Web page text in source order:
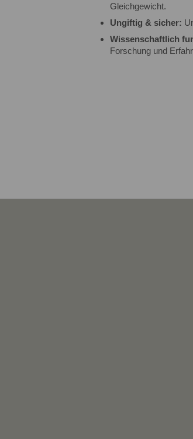
Gleichgewicht.
Ungiftig & sicher:
Wissenschaftlich
Forschung und